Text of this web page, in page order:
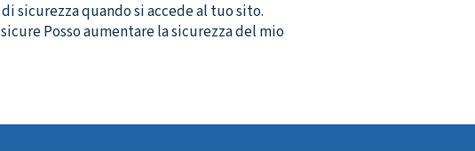
sicurezza quando si accede al tuo sito.
Posso aumentare la sicurezza del mio